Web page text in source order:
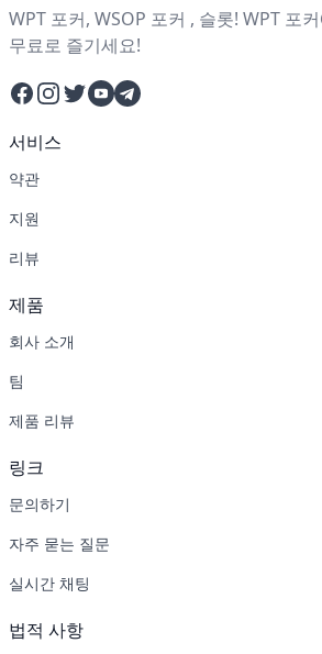
WPT 포커, WSOP 포커 , 슬롯! WPT 포
무료로 즐기세요!
Facebook
Instagram
Twitter
YouTube
Telegram
서비스
약관
지원
리뷰
제품
회사 소개
팀
제품 리뷰
링크
문의하기
자주 묻는 질문
실시간 채팅
법적 사항